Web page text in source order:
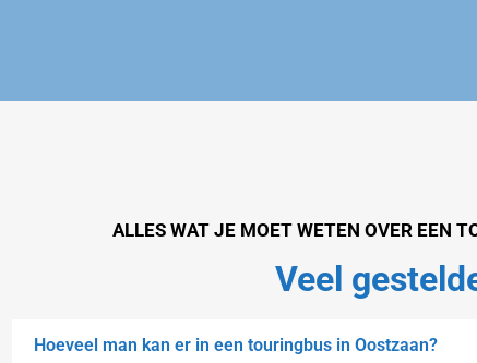
ALLES WAT JE MOET WETEN OVER EEN
Veel
Hoeveel man kan er in een touringbus in Oostzaan?